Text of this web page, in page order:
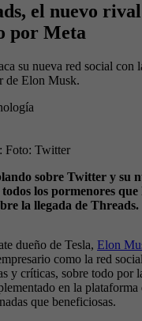
el nuevo
por Meta
su nueva red social con
de Elon Musk.
Foto: Twitter
sobre Twitter y su
los pormenores
la llegada de Threads.
dueño de Tesla, Elon
como la red
y críticas, sobre todo por
en la plataforma
que beneficiosas.